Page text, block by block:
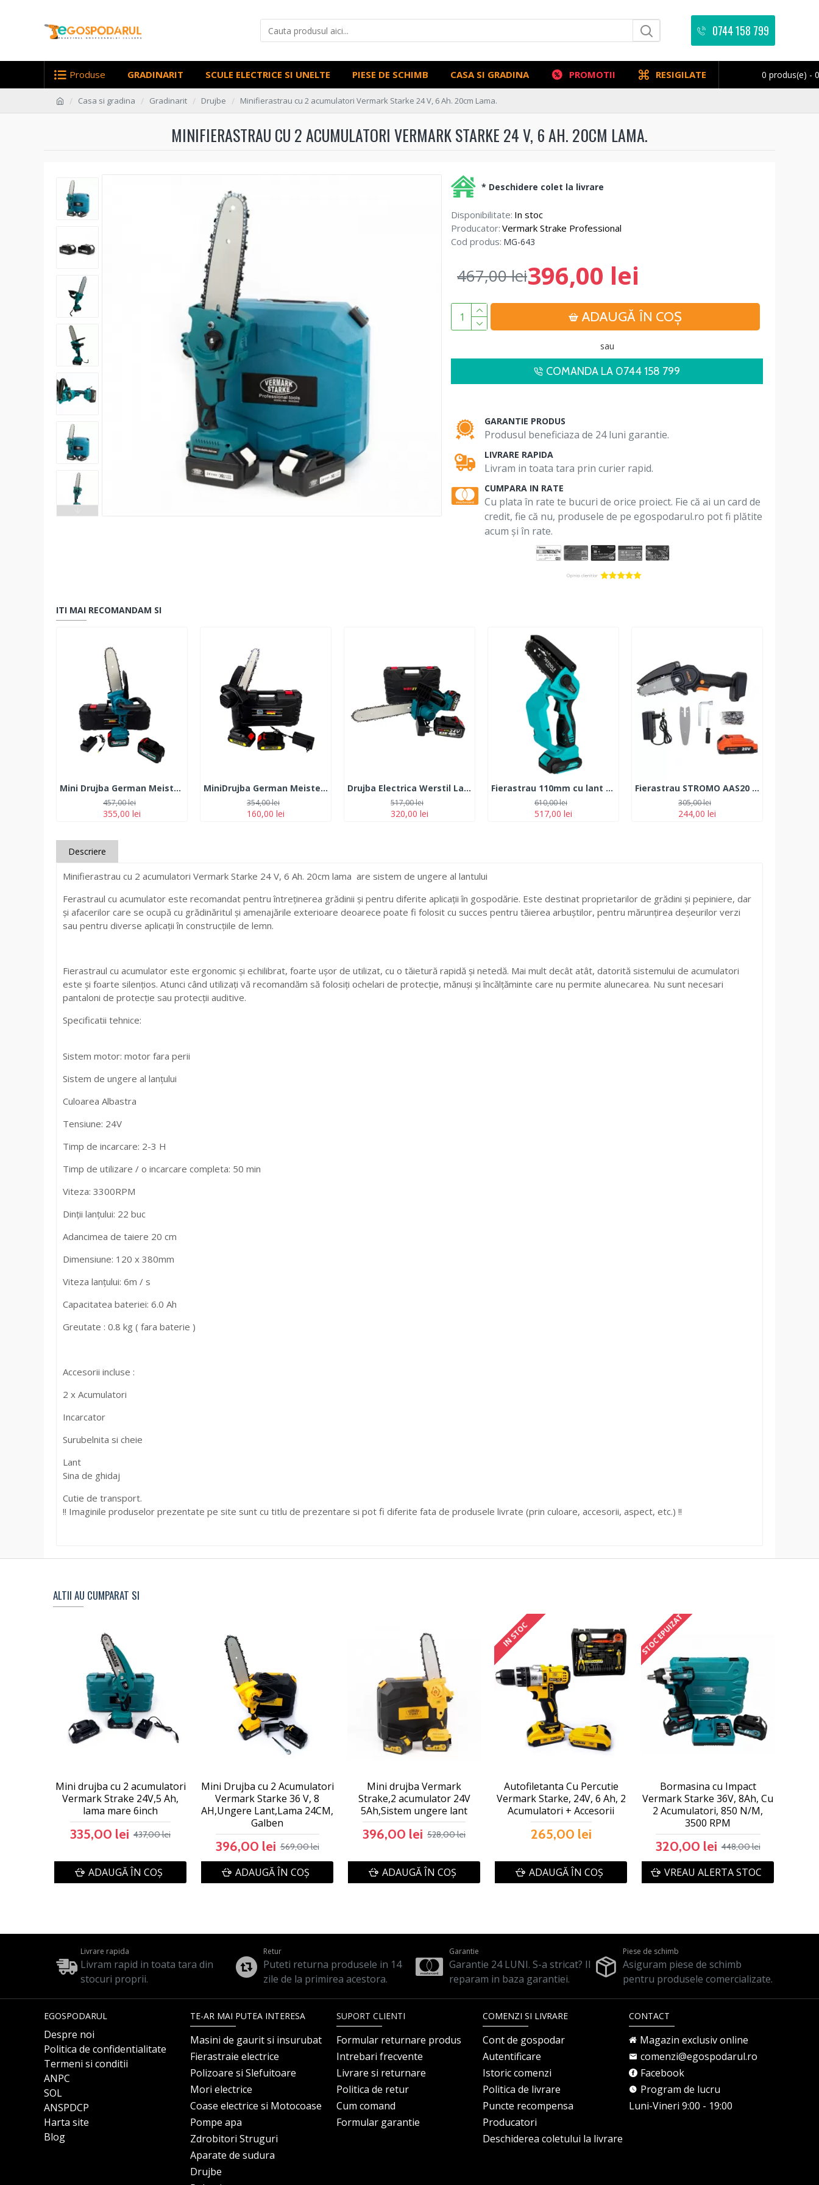
0744 158 799
Produse GRADINARIT SCULE ELECTRICE SI UNELTE PIESE DE SCHIMB CASA SI GRADINA PROMOTII RESIGILATE 0 produs(e) -
Casa si gradina Gradinarit Drujbe Minifierastrau cu 2 acumulatori Vermark Starke 24 V, 6 Ah. 20cm Lama.
MINIFIERASTRAU CU 2 ACUMULATORI VERMARK STARKE 24 V, 6 AH. 20CM LAMA.
Disponibilitate: In stoc
Producator: Vermark Strake Professional
Cod produs: MG-643
396,00 lei
467,00 lei
ADAUGĂ ÎN COŞ
* Deschidere colet la livrare
sau
COMANDA LA 0744 158 799
GARANTIE PRODUS
Produsul beneficiaza de 24 luni garantie.
LIVRARE RAPIDA
Livram in toata tara prin curier rapid.
CUMPARA IN RATE
Cu plata în rate te bucuri de orice proiect. Fie că ai un card de
credit, fie că nu, produsele de pe egospodarul.ro pot fi plătite
acum și în rate.
ITI MAI RECOMANDAM SI
Mini Drujba German Meister 128V, 10Ah, cu 2 Acumulatori, Lama 20CM, Albastra
355,00 lei
457,00 lei
MiniDrujba German Meister, 36V, 5Ah, 2 Acumulatori, Lama 15CM, Neagra
160,00 lei
354,00 lei
Drujba Electrica Werstil Lama 30CM, cu 2 Acumulatori 24V, 5Ah, Albastra
320,00 lei
517,00 lei
Fierastrau 110mm cu lant si acumulator 18V 2Ah
517,00 lei
610,00 lei
Fierastrau STROMO AAS20 cu lant pe acumulator
244,00 lei
305,00 lei
Descriere
Minifierastrau cu 2 acumulatori Vermark Starke 24 V, 6 Ah. 20cm lama are sistem de ungere al lantului
Ferastraul cu acumulator este recomandat pentru întreținerea grădinii și pentru diferite aplicații în gospodărie. Este destinat proprietarilor de grădini și pepiniere, dar
și afacerilor care se ocupă cu grădinăritul și amenajările exterioare deoarece poate fi folosit cu succes pentru tăierea arbuștilor, pentru mărunțirea deșeurilor verzi
sau pentru diverse aplicații în construcțiile de lemn.
Fierastraul cu acumulator este ergonomic și echilibrat, foarte ușor de utilizat, cu o tăietură rapidă și netedă. Mai mult decât atât, datorită sistemului de acumulatori
este și foarte silențios. Atunci când utilizați vă recomandăm să folosiți ochelari de protecție, mănuși și încălțăminte care nu permite alunecarea. Nu sunt necesari
pantaloni de protecție sau protecții auditive.
Specificatii tehnice:
Sistem motor: motor fara perii
Sistem de ungere al lanțului
Culoarea Albastra
Tensiune: 24V
Timp de incarcare: 2-3 H
Timp de utilizare / o incarcare completa: 50 min
Viteza: 3300RPM
Dinții lanțului: 22 buc
Adancimea de taiere 20 cm
Dimensiune: 120 x 380mm
Viteza lanțului: 6m / s
Capacitatea bateriei: 6.0 Ah
Greutate : 0.8 kg ( fara baterie )
Accesorii incluse :
2 x Acumulatori
Incarcator
Surubelnita si cheie
Lant
Sina de ghidaj
Cutie de transport.
!! Imaginile produselor prezentate pe site sunt cu titlu de prezentare si pot fi diferite fata de produsele livrate (prin culoare, accesorii, aspect, etc.) !!
ALTII AU CUMPARAT SI
Mini drujba cu 2 acumulatori
Vermark Strake 24V,5 Ah,
lama mare 6inch
335,00 lei 437,00 lei
ADAUGĂ ÎN COŞ
Mini Drujba cu 2 Acumulatori
Vermark Starke 36 V, 8
AH,Ungere Lant,Lama 24CM,
Galben
396,00 lei 569,00 lei
ADAUGĂ ÎN COŞ
Mini drujba Vermark
Strake,2 acumulator 24V
5Ah,Sistem ungere lant
396,00 lei 528,00 lei
ADAUGĂ ÎN COŞ
IN STOC
Autofiletanta Cu Percutie
Vermark Starke, 24V, 6 Ah, 2
Acumulatori + Accesorii
265,00 lei
ADAUGĂ ÎN COŞ
STOC EPUIZAT
Bormasina cu Impact
Vermark Starke 36V, 8Ah, Cu
2 Acumulatori, 850 N/M,
3500 RPM
320,00 lei 448,00 lei
VREAU ALERTA STOC
Livrare rapida
Livram rapid in toata tara din
stocuri proprii.
Retur
Puteti returna produsele in 14
zile de la primirea acestora.
Garantie
Garantie 24 LUNI. S-a stricat? Il
reparam in baza garantiei.
Piese de schimb
Asiguram piese de schimb
pentru produsele comercializate.
EGOSPODARUL
Despre noi
Politica de confidentialitate
Termeni si conditii
ANPC
SOL
ANSPDCP
Harta site
Blog
TE-AR MAI PUTEA INTERESA
Masini de gaurit si insurubat
Fierastraie electrice
Polizoare si Slefuitoare
Mori electrice
Coase electrice si Motocoase
Pompe apa
Zdrobitori Struguri
Aparate de sudura
Drujbe
SUPORT CLIENTI
Formular returnare produs
Intrebari frecvente
Livrare si returnare
Politica de retur
Cum comand
Formular garantie
COMENZI SI LIVRARE
Cont de gospodar
Autentificare
Istoric comenzi
Politica de livrare
Puncte recompensa
Producatori
Deschiderea coletului la livrare
CONTACT
Magazin exclusiv online
comenzi@egospodarul.ro
Facebook
Program de lucru
Luni-Vineri 9:00 - 19:00